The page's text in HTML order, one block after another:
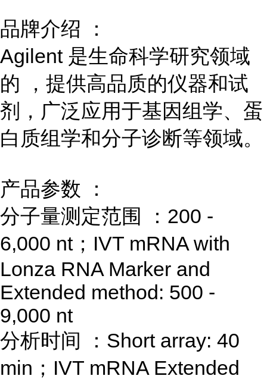
品牌介绍
：
Agilent 是生命科学研究领域
的 ，提供高品质的仪器和试
剂，广泛应用于基因组学、蛋
白质组学和分子诊断等领域。
产品参数
：
分子量测定范围
： 200 -
6,000 nt； IVT mRNA with
Lonza RNA Marker and
Extended method: 500 -
9,000 nt
分析时间
： Short array: 40
min ； IVT mRNA Extended